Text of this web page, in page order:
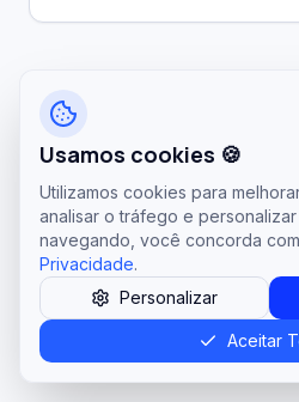
Usamos cookies 🍪
Utilizamos cookies para
analisar o tráfego e
navegando, você concorda
Privacidade.
Personalizar
Aceitar